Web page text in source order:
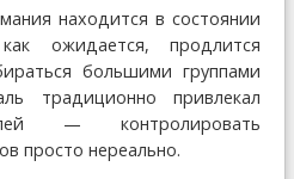
находится в состоянии
ожидается, продлится
большими группами
традиционно привлекал
— контролировать
просто нереально.